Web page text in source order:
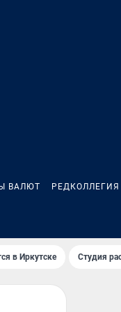
ВАЛЮТ РЕДКОЛЛЕГИЯ
в Иркутске Студия